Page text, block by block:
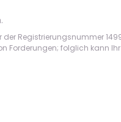
.
Registrierungsnummer
Forderungen; folglich kann